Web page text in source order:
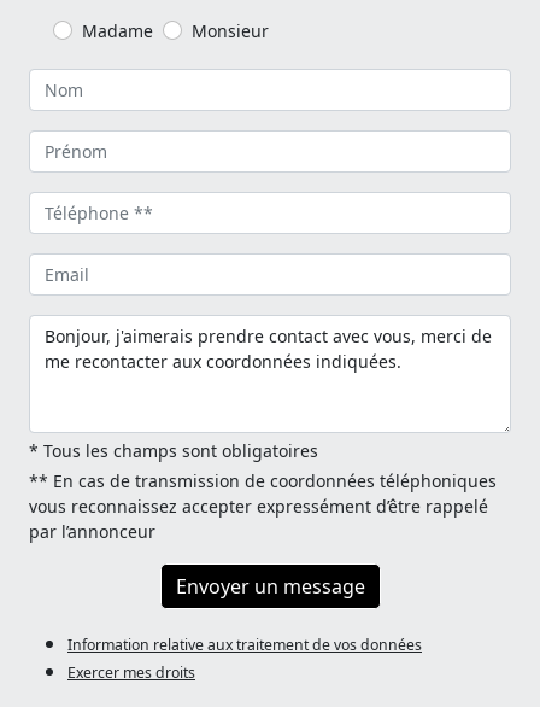
Madame Monsieur
* Tous les champs sont obligatoires
** En cas de transmission de coordonnées téléphoniques
vous reconnaissez accepter expressément d’être rappelé
par l’annonceur
Envoyer un message
Information relative aux traitement de vos données
Exercer mes droits